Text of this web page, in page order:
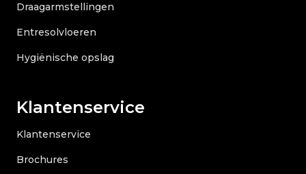
Draagarmstellingen
Entresolvloeren
Hygiënische opslag
Klantenservice
Klantenservice
Brochures